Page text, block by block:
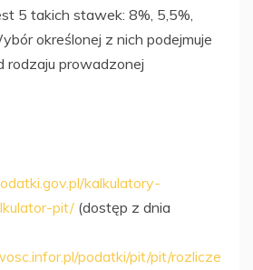
5 takich stawek: 8%, 5,5%,
określonej z nich podejmuje
rodzaju prowadzonej
kalkulatory-
pit/ (dostęp z dnia
podatki/pit/pit/rozlicze